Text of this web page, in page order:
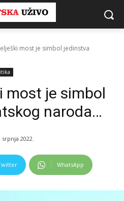
most je simbol jedinstva
most je simbol
naroda…
srpnja 2022.
WhatsApp